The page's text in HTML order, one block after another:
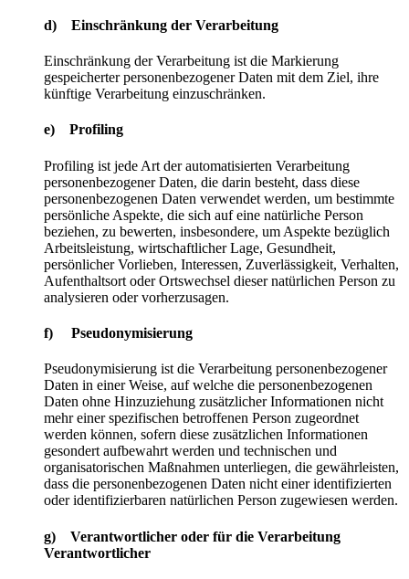
d) Einschränkung der Verarbeitung
Einschränkung der Verarbeitung ist die Markierung
gespeicherter personenbezogener Daten mit dem Ziel, ihre
künftige Verarbeitung einzuschränken.
e) Profiling
Profiling ist jede Art der automatisierten Verarbeitung
personenbezogener Daten, die darin besteht, dass diese
personenbezogenen Daten verwendet werden, um bestimmte
persönliche Aspekte, die sich auf eine natürliche Person
beziehen, zu bewerten, insbesondere, um Aspekte bezüglich
Arbeitsleistung, wirtschaftlicher Lage, Gesundheit,
persönlicher Vorlieben, Interessen, Zuverlässigkeit, Verhalten,
Aufenthaltsort oder Ortswechsel dieser natürlichen Person zu
analysieren oder vorherzusagen.
f) Pseudonymisierung
Pseudonymisierung ist die Verarbeitung personenbezogener
Daten in einer Weise, auf welche die personenbezogenen
Daten ohne Hinzuziehung zusätzlicher Informationen nicht
mehr einer spezifischen betroffenen Person zugeordnet
werden können, sofern diese zusätzlichen Informationen
gesondert aufbewahrt werden und technischen und
organisatorischen Maßnahmen unterliegen, die gewährleisten,
dass die personenbezogenen Daten nicht einer identifizierten
oder identifizierbaren natürlichen Person zugewiesen werden.
g) Verantwortlicher oder für die Verarbeitung
Verantwortlicher